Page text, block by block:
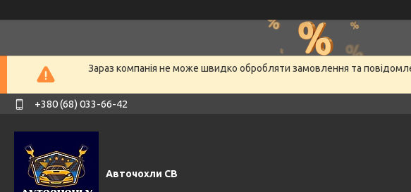
Зараз компанія не може швидко обробляти замовлення та
+380 (68) 033-66-42
Авточохли СВ